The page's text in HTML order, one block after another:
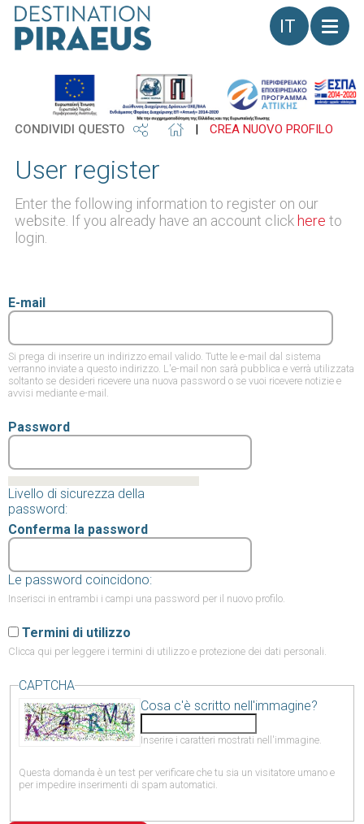
Lingua
CONDIVIDI QUESTO | CREA NUOVO PROFILO
User register
Enter the following information to register on our
website. If you already have an account click here to
login.
E-mail
Si prega di inserire un indirizzo email valido. Tutte le e-mail dal sistema
verranno inviate a questo indirizzo. L'e-mail non sarà pubblica e verrà utilizzata
soltanto se desideri ricevere una nuova password o se vuoi ricevere notizie e
avvisi mediante e-mail.
Password
Livello di sicurezza della
password:
Conferma la password
Le password coincidono:
Inserisci in entrambi i campi una password per il nuovo profilo.
Termini di utilizzo
Clicca qui per leggere i termini di utilizzo e protezione dei dati personali.
CAPTCHA
Cosa c'è scritto nell'immagine?
Inserire i caratteri mostrati nell'immagine.
Questa domanda è un test per verificare che tu sia un visitatore umano e
per impedire inserimenti di spam automatici.